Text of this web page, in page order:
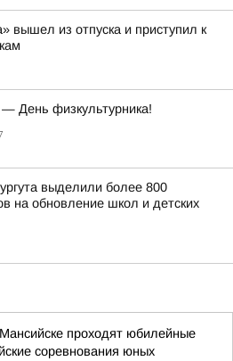
вышел из отпуска и приступил к
— День физкультурника!
выделили более 800
на обновление школ и детских
проходят юбилейные
соревнования юных